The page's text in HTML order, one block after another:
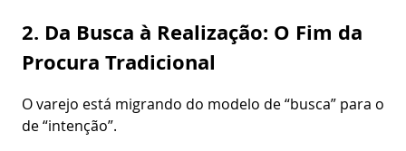
2. Da Busca à Realização: O Fim da
Procura Tradicional
O varejo está migrando do modelo de “busca” para o
de “intenção”.